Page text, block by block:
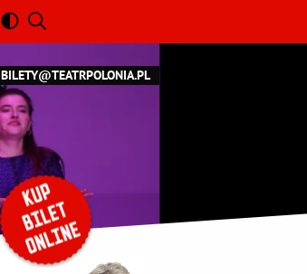
BILETY@TEATRPOLONIA.PL